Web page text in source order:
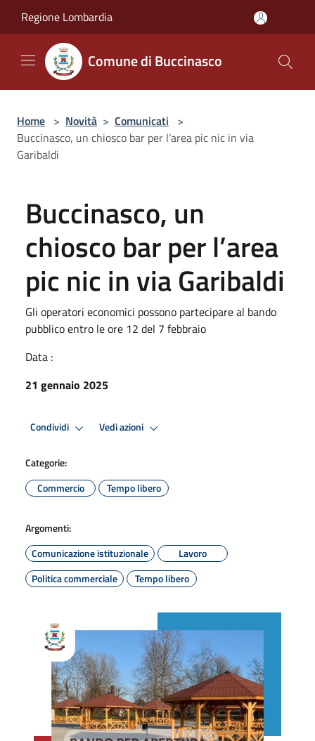
Regione Lombardia
Comune di Buccinasco
Home > Novità > Comunicati >
Buccinasco, un chiosco bar per l’area pic nic in via
Garibaldi
Buccinasco, un
chiosco bar per l’area
pic nic in via Garibaldi
Gli operatori economici possono partecipare al bando
pubblico entro le ore 12 del 7 febbraio
Data :
21 gennaio 2025
Condividi Vedi azioni
Categorie:
Commercio
Tempo libero
Argomenti:
Comunicazione istituzionale
Lavoro
Politica commerciale
Tempo libero